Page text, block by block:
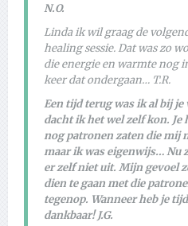
N.O.
Linda ik wil graag de
healing sessie. Dat was zo
die energie en warmte nog
keer dat ondergaan… T.R.
Een tijd terug was ik al bij je
dacht ik het wel zelf kon. Je
nog patronen zaten die mij
maar ik was eigenwijs… Nu
er zelf niet uit. Mijn gevoel
dien te gaan met die
tegenop. Wanneer heb je
dankbaar! J.G.